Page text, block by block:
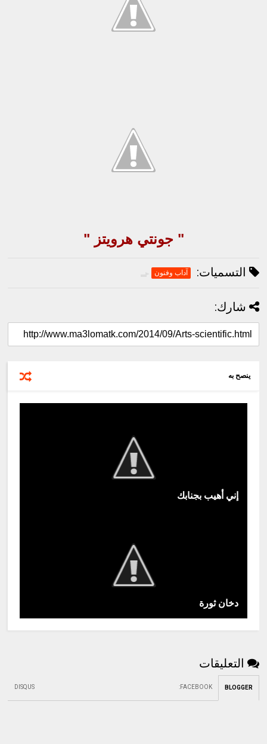
" جونتي هرويتز "
التسميات: آداب وفنون
شارك:
ينصح به
إني أهيب بجنابك
دخان ثورة
التعليقات
BLOGGER
FACEBOOK
:
DISQUS